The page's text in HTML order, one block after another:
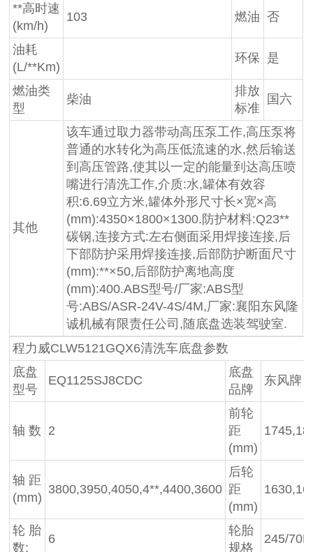
**高时速
(km/h)
103 燃油 否
油耗
(L/**Km)
环保 是
燃油类
型
柴油
排放
标准
国六
其他
该车通过取力器带动高压泵工作,高压泵将
普通的水转化为高压低流速的水,然后输送
到高压管路,使其以一定的能量到达高压喷
嘴进行清洗工作,介质:水,罐体有效容
积:6.69立方米,罐体外形尺寸长×宽×高
(mm):4350×1800×1300.防护材料:Q23**
碳钢,连接方式:左右侧面采用焊接连接,后
下部防护采用焊接连接,后部防护断面尺寸
(mm):**×50,后部防护离地高度
(mm):400.ABS型号/厂家:ABS型
号:ABS/ASR-24V-4S/4M,厂家:襄阳东风隆
诚机械有限责任公司,随底盘选装驾驶室.
程力威CLW5121GQX6清洗车底盘参数
底盘
型号
EQ1125SJ8CDC
底盘
品牌
东风牌
轴 数 2
前轮
距
(mm)
轴 距
(mm)
3800,3950,4050,4**,4400,3600
后轮
距
(mm)
轮 胎
数:
6
轮胎
规格
245/